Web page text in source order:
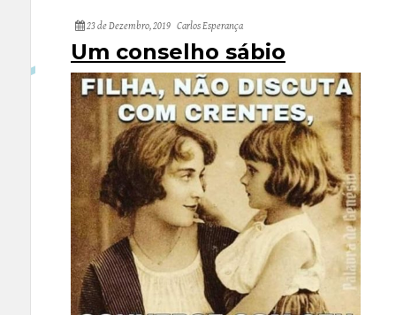
23 de Dezembro, 2019 Carlos Esperança
Um conselho sábio